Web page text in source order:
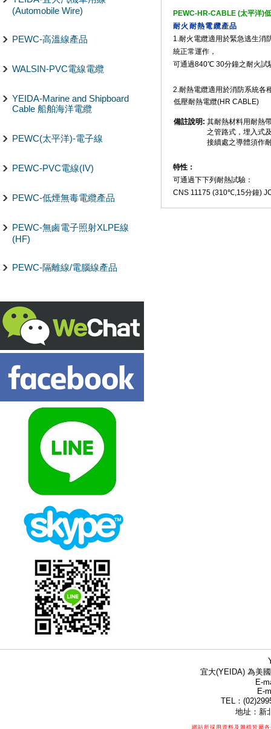
(Automobile Wire)
PEWC-高溫線產品
WALSIN-PVC電線電纜
YEIDA-Marine and Shipboard
Cable 船舶海洋電纜
PEWC(太平洋)-電子線
PEWC-PVC電線(IV)
PEWC-低煙無毒電纜產品
PEWC-無鹵電子照射XLPE線
(HF)
PEWC-隔離線/電腦線產品
PEWC-HR-CABLE (太平洋)
耐火耐熱電纜產品
1.耐火電纜適用於緊急逃生消
統正常運作，
可通過840℃ 30分鐘之耐火試
2.耐熱電纜適用於消防系統各
低壓耐熱電纜(HR CABLE)
備註說明: 其耐熱材料用耐熱
之管路式，埋入式
接續處之導體須作
特性：
可通過下下列耐熱試驗：
CNS 11175 (310℃,15分鐘)
宜大(YEIDA) 為美
E-
E-
TEL：
地址：新
網站所採用資料及圖檔皆屬